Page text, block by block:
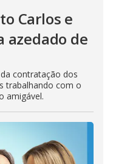
Carlos e
azedado de
contratação dos
trabalhando com o
amigável.